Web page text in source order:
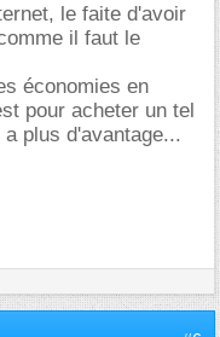
le faite d'avoir
il faut le
économies en
pour acheter un tel
plus d'avantage...